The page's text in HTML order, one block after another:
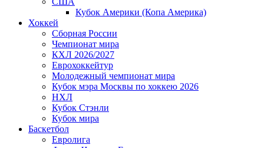
Кубок Америки (Копа Америка)
Хоккей
Сборная России
Чемпионат мира
КХЛ 2026/2027
Еврохоккейтур
Молодежный чемпионат мира
Кубок мэра Москвы по хоккею 2026
НХЛ
Кубок Стэнли
Кубок мира
Баскетбол
Евролига